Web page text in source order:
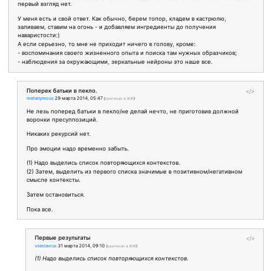
первый взгляд нет.
У меня есть и свой ответ. Как обычно, берем топор, кладем в кастрюлю,
заливаем, ставим на огонь - и добавляем ингредиенты до получения
наваристости:)
А если серьезно, то мне не приходит ничего в голову, кроме:
- воспоминания своего жизненного опыта и поиска там нужных образчиков;
- наблюдения за окружающими, зеркальные нейроны это наше все.
</>
Поперек батьки в пекло.
metanymous 29 марта 2014, 05:47 (оригинал в ЖЖ)
Не лезь поперед батьки в пекло/не делай нечто, не приготовив должной
воронки пресуппозиций.
Никаких рекурсий нет.
Про эмоции надо временно забыть.
(1) Надо выделись список повторяющихся контекстов.
(2) Затем, выделить из первого списка значимые в позитивном/негативном
смысле контексты.
Затем остановиться.
Пока все.
</>
Первые результаты
vseslavrus 31 марта 2014, 09:10 (оригинал в ЖЖ)
(1) Надо выделись список повторяющихся контекстов.